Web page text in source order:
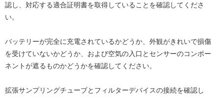
認し、対応する適合証明書を取得していることを確認してくださ
い。
バッテリーが完全に充電されているかどうか、外観がきれいで損傷
を受けていないかどうか、および空気の入口とセンサーのコンポー
ネントが遮るものかどうかを確認してください。
拡張サンプリングチューブとフィルターデバイスの接続を確認し